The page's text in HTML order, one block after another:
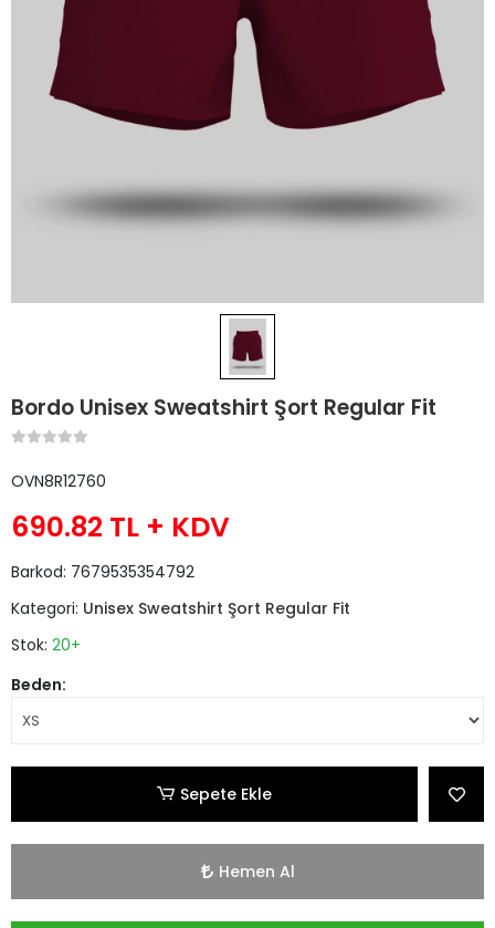
Bordo Unisex Sweatshirt Şort Regular Fit
OVN8R12760
690.82 TL + KDV
Barkod: 7679535354792
Kategori: Unisex Sweatshirt Şort Regular Fit
Stok: 20+
Beden:
Sepete Ekle
Hemen Al